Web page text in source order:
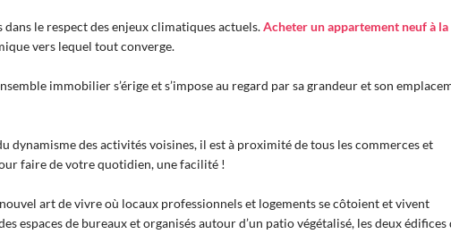
dans le respect des enjeux climatiques actuels.Acheter un appartement neuf à la
vers lequel tout converge.
immobilier s’érige et s’impose au regard par sa grandeur et son
dynamisme des activités voisines, il est à proximité de tous les commerces et
faire de votre quotidien, une facilité !
art de vivre où locaux professionnels et logements se côtoient et vivent
espaces de bureaux et organisés autour d’un patio végétalisé, les deux édifices